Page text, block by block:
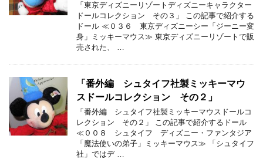
「東京ディズニーリゾートディズニーキャラクター
ドールコレクション その３」 この記事で紹介する
ドール ≪０３６ 東京ディズニーシー「ジーニー変
身」ミッキーマウス≫ 東京ディズニーリゾートで販
売された、 …
「番外編 シュタイフ社製ミッキーマウ
スドールコレクション その２」
「番外編 シュタイフ社製ミッキーマウスドールコ
レクション その２」 この記事で紹介するドール
≪００８ シュタイフ ディズニー・ファンタジア
「魔法使いの弟子」ミッキーマウス≫ 「シュタイフ
社」ではデ …